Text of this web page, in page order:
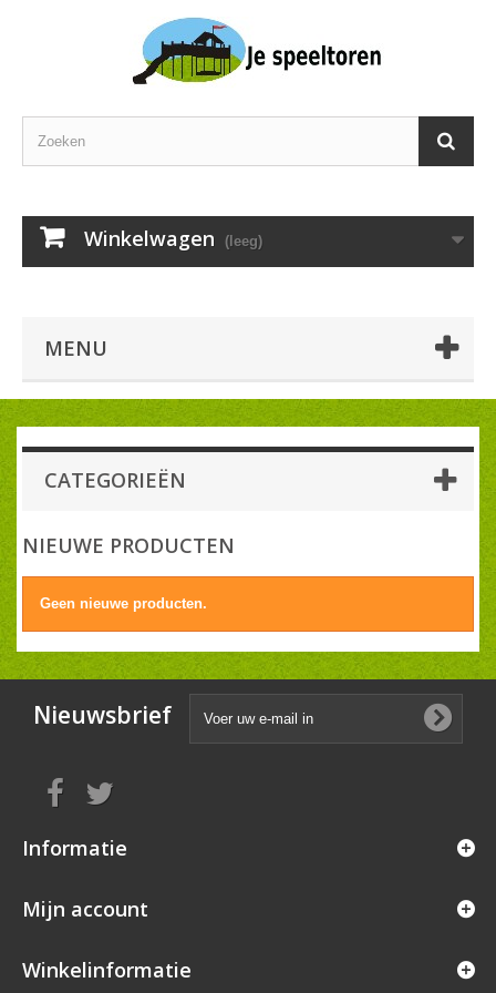
Winkelwagen (leeg)
MENU
CATEGORIEËN
NIEUWE PRODUCTEN
Geen nieuwe producten.
Nieuwsbrief
Informatie
Mijn account
Winkelinformatie